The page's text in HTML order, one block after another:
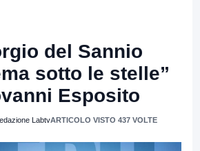
del Sannio
sotto le stelle”
Esposito
LabtvARTICOLO VISTO 437 VOLTE